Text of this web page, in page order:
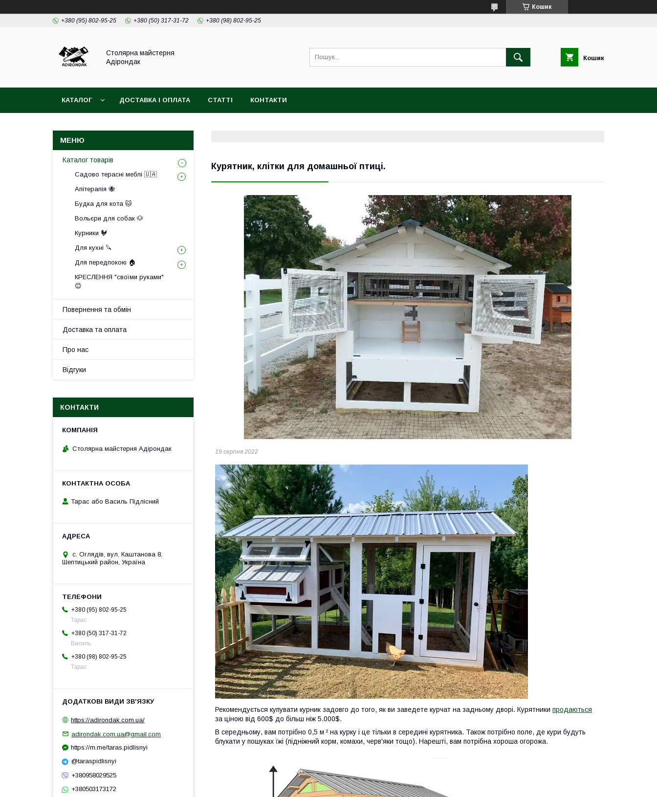
Кошик
+380 (95) 802-95-25 +380 (50) 317-31-72 +380 (98) 802-95-25
Столярна майстерня
Адірондак
Кошик
КАТАЛОГ ДОСТАВКА І ОПЛАТА СТАТТІ КОНТАКТИ
Курятник, клітки для домашньої птиці.
19 серпня 2022
Рекомендується купувати курник задовго до того, як ви заведете курчат на задньому дворі. Курятники продаються
за ціною від 600$ до більш ніж 5.000$.
В середньому, вам потрібно 0,5 м ² на курку і це тільки в середині курятника. Також потрібно поле, де кури будуть
блукати у пошуках їжі (підніжний корм, комахи, черв'яки тощо). Нарешті, вам потрібна хороша огорожа.
Каталог товарів
Садово терасні меблі 🇺🇦
Апітерапія 🐝
Будка для кота 🐱
Вольєри для собак 🐶
Курники 🐓
Для кухні 🔪
Для передпокою 🏠
КРЕСЛЕННЯ "своїми руками"
😊
Повернення та обмін
Доставка та оплата
Про нас
Відгуки
КОНТАКТИ
Столярна майстерня Адірондак
Тарас або Василь Підлісний
с. Оглядів, вул. Каштанова 8,
Шептицький район, Україна
+380 (95) 802-95-25
Тарас
+380 (50) 317-31-72
Василь
+380 (98) 802-95-25
Тарас
https://adirondak.com.ua/
adirondak.com.ua@gmail.com
https://m.me/taras.pidlisnyi
@taraspidlisnyi
+380958029525
+380503173172